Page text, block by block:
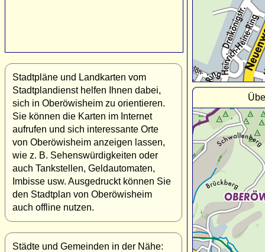
Stadtpläne und Landkarten vom
Stadtplandienst helfen Ihnen dabei,
sich in Oberöwisheim zu orientieren.
Sie können die Karten im Internet
aufrufen und sich interessante Orte
von Oberöwisheim anzeigen lassen,
wie z. B. Sehenswürdigkeiten oder
auch Tankstellen, Geldautomaten,
Imbisse usw. Ausgedruckt können Sie
den Stadtplan von Oberöwisheim
auch offline nutzen.
Städte und Gemeinden in der Nähe: